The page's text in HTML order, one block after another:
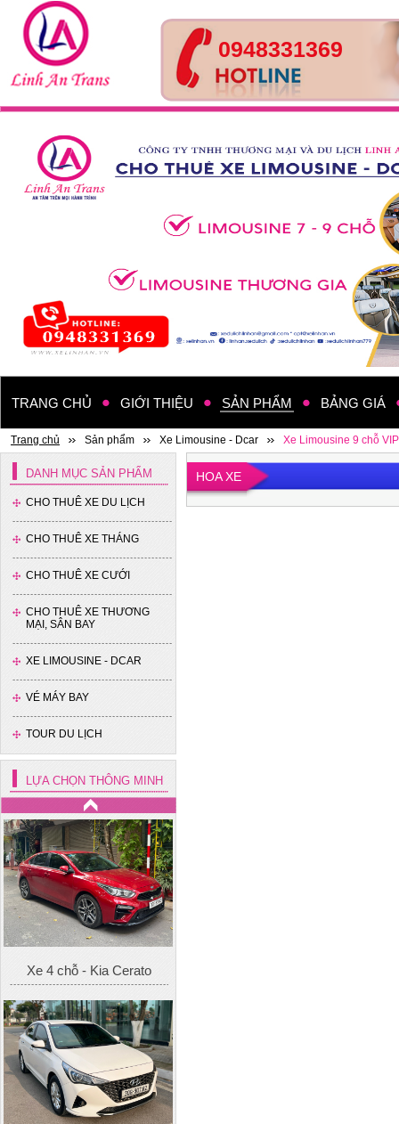
0948331369
TRANG CHỦ GIỚI THIỆU SẢN PHẨM BẢNG GIÁ
Trang chủ Sản phẩm Xe Limousine - Dcar Xe Limousine 9 chỗ VIP
DANH MỤC SẢN PHẨM
CHO THUÊ XE DU LỊCH
CHO THUÊ XE THÁNG
CHO THUÊ XE CƯỚI
CHO THUÊ XE THƯƠNG
MẠI, SÂN BAY
XE LIMOUSINE - DCAR
VÉ MÁY BAY
TOUR DU LỊCH
LỰA CHỌN THÔNG MINH
Xe 4 chỗ - Kia Cerato
Xe 4 chỗ - Hyundai Accent
HOA XE